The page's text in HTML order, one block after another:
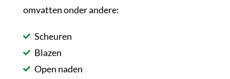
omvatten onder andere:
Scheuren
Blazen
Open naden